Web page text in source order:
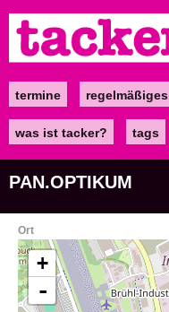
zum
Inhalt
Maintermine regelmäßiges
was ist tacker? tags
PAN.OPTIKUM
Ort
+
-